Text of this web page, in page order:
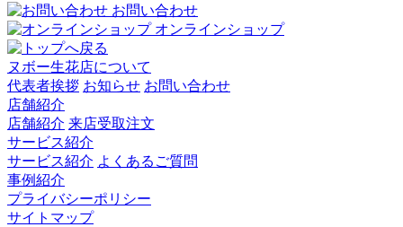
お問い合わせ
オンラインショップ
ヌボー生花店について
代表者挨拶 お知らせ お問い合わせ
店舗紹介
店舗紹介 来店受取注文
サービス紹介
サービス紹介 よくあるご質問
事例紹介
プライバシーポリシー
サイトマップ